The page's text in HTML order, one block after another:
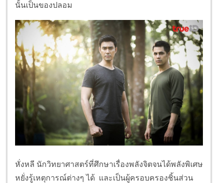
นั้นเป็นของปลอม
หั่งหลี นักวิทยาศาสตร์ที่ศึกษาเรื่องพลังจิตจนได้พลังพิเศษ
หยั่งรู้เหตุการณ์ต่างๆ ได้ และเป็นผู้ครอบครองชิ้นส่วน